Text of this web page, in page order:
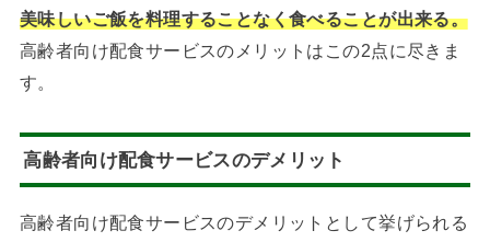
美味しいご飯を料理することなく食べることが出来る。
高齢者向け配食サービスのメリットはこの2点に尽きま
す。
高齢者向け配食サービスのデメリット
高齢者向け配食サービスのデメリットとして挙げられる